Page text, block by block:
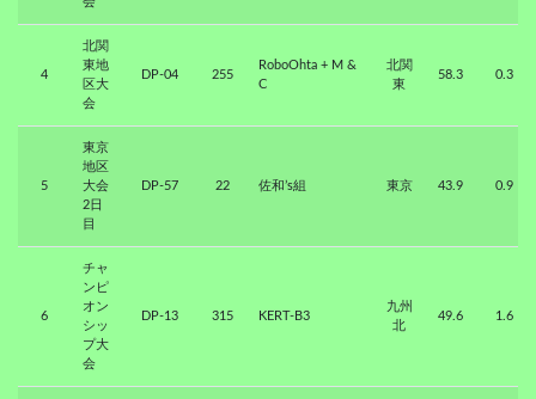
4
北関
東地
区大
会
DP-04 255
RoboOhta + M &
C
北関
東
58.3 0.3
5
東京
地区
大会
2日
目
DP-57 22 佐和’s組 東京 43.9 0.9
6
チャ
ンピ
オン
シッ
プ大
会
DP-13 315 KERT-B3
九州
北
49.6 1.6